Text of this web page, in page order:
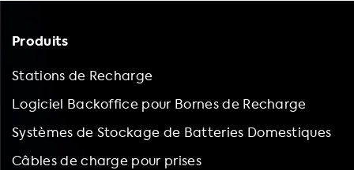
Produits
Stations de Recharge
Logiciel Backoffice pour Bornes de Recharge
Systèmes de Stockage de Batteries Domestiques
Câbles de charge pour prises